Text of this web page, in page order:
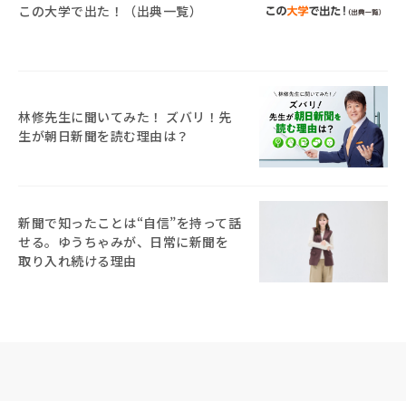
この大学で出た！（出典一覧）
林修先生に聞いてみた！ ズバリ！先
生が朝日新聞を読む理由は？
新聞で知ったことは“自信”を持って話
せる。ゆうちゃみが、日常に新聞を
取り入れ続ける理由